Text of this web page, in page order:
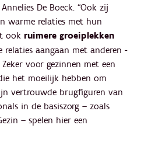
De Boeck. “Ook zij
warme relaties met hun
ook ruimere groeiplekken
relaties aangaan met anderen -
voor gezinnen met een
het moeilijk hebben om
vertrouwde brugfiguren van
in de basiszorg – zoals
– spelen hier een